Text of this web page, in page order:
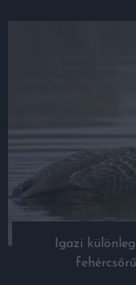
Igazi